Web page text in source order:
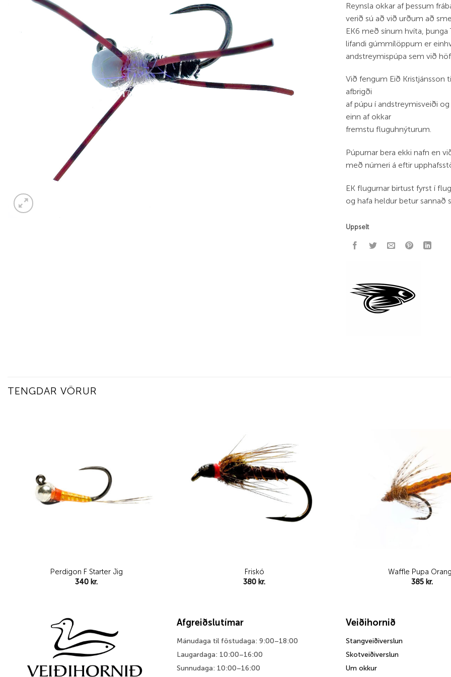
Reynsla okkar af þessum
verið sú að við urðum að
EK6 með sínum hvíta, þunga
lifandi gúmmílöppum er
andstreymispúpa sem við
Við fengum Eið Kristjánsson
afbrigði
af púpu í andstreymisveiði
einn af okkar
fremstu fluguhnýturum.
Púpurnar bera ekki nafn en
með númeri á eftir
EK flugurnar birtust fyrst í
og hafa heldur betur sannað
Uppselt
TENGDAR VÖRUR
Perdigon F Starter Jig
340 kr.
Friskó
380 kr.
Waffle Pupa
385 kr.
Afgreiðslutímar
Mánudaga til föstudaga: 9:00–18:00
Laugardaga: 10:00–16:00
Sunnudaga: 10:00–16:00
Veiðihornið
Stangveiðiverslun
Skotveiðiverslun
Um okkur